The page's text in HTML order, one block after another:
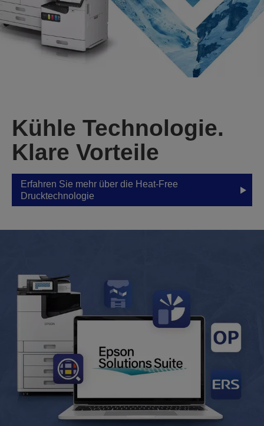
Kühle Technologie.
Klare Vorteile
Erfahren Sie mehr über die Heat-Free
Drucktechnologie